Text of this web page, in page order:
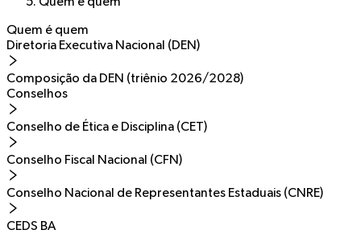
Quem é quem
Diretoria Executiva Nacional (DEN)
Composição da DEN (triênio 2026/2028)
Conselhos
Conselho de Ética e Disciplina (CET)
Conselho Fiscal Nacional (CFN)
Conselho Nacional de Representantes Estaduais (CNRE)
CEDS BA